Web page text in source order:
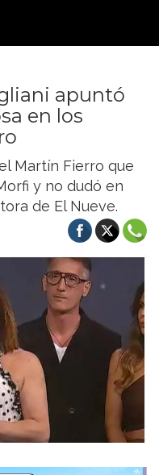
apuntó
en los
Martín Fierro que
y no dudó en
de El Nueve.